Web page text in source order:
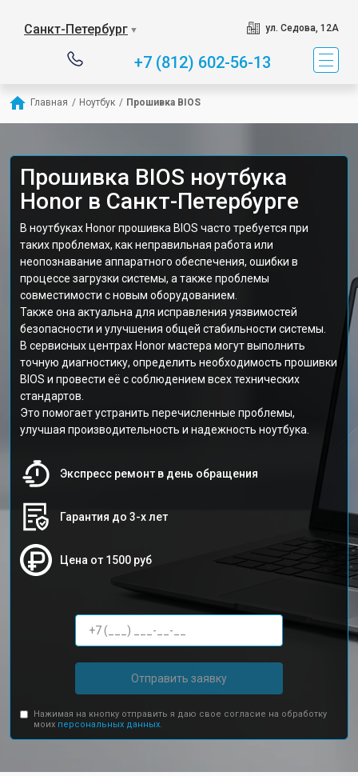
Санкт-Петербург ▼ ул. Седова, 12А
+7 (812) 602-56-13
Главная / Ноутбук / Прошивка BIOS
Прошивка BIOS ноутбука
Honor в Санкт-Петербурге
В ноутбуках Honor прошивка BIOS часто требуется при
таких проблемах, как неправильная работа или
неопознавание аппаратного обеспечения, ошибки в
процессе загрузки системы, а также проблемы
совместимости с новым оборудованием.
Также она актуальна для исправления уязвимостей
безопасности и улучшения общей стабильности системы.
В сервисных центрах Honor мастера могут выполнить
точную диагностику, определить необходимость прошивки
BIOS и провести её с соблюдением всех технических
стандартов.
Это помогает устранить перечисленные проблемы,
улучшая производительность и надежность ноутбука.
Экспресс ремонт в день обращения
Гарантия до 3-х лет
Цена от 1500 руб
Отправить заявку
Нажимая на кнопку отправить я даю свое согласие на обработку
моих персональных данных.